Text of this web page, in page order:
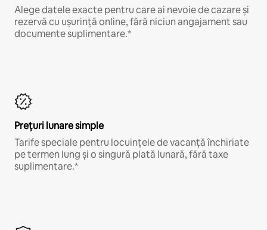
Alege datele exacte pentru care ai nevoie de cazare și
rezervă cu ușurință online, fără niciun angajament sau
documente suplimentare.*
Prețuri lunare simple
Tarife speciale pentru locuințele de vacanță închiriate
pe termen lung și o singură plată lunară, fără taxe
suplimentare.*